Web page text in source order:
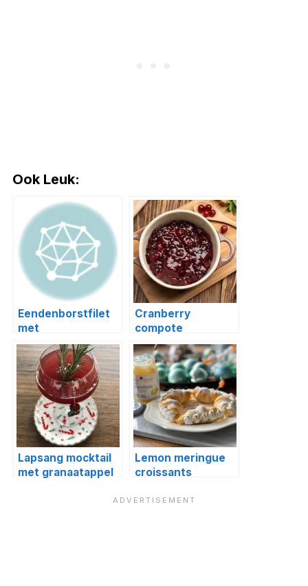
Ook Leuk:
Eendenborstfilet
met
mandarijnenmarmelade
Cranberry
compote
Lapsang mocktail
met granaatappel
Lemon meringue
croissants